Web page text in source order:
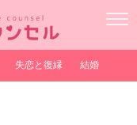
失恋と復縁 結婚